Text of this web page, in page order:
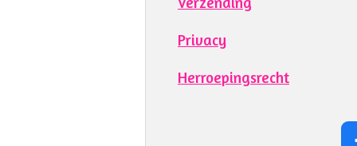
Privacy
Herroepingsrecht